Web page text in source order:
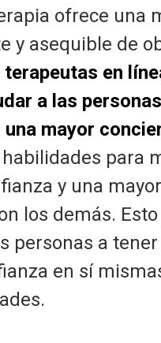
ofrece una
y asequible de
terapeutas en
a las
mayor
habilidades para
y una mayor
los demás.
personas a
en sí